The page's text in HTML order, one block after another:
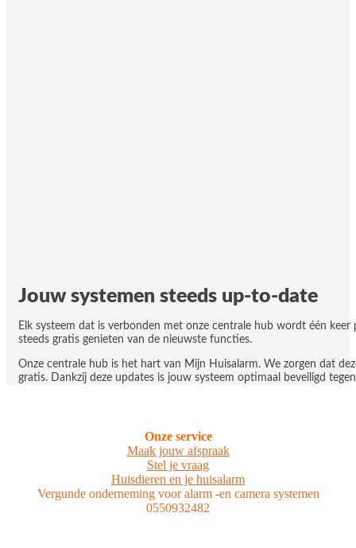
Jouw systemen steeds up-to-date
Elk systeem dat is verbonden met onze centrale hub wordt één
steeds gratis genieten van de nieuwste functies.
Onze centrale hub is het hart van Mijn Huisalarm. We zorgen dat
gratis. Dankzij deze updates is jouw systeem optimaal beveiligd
Onze service
Maak jouw afspraak
Stel je vraag
Huisdieren en je huisalarm
Vergunde onderneming voor alarm -en camera systemen
0550932482